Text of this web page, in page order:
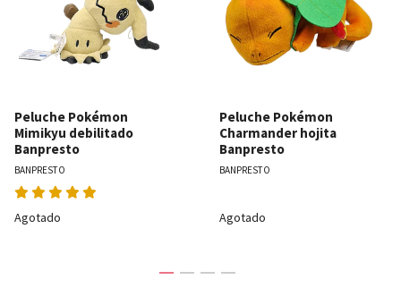
Peluche Pokémon
Mimikyu debilitado
Banpresto
BANPRESTO
Agotado
Peluche Pokémon
Charmander hojita
Banpresto
BANPRESTO
Agotado